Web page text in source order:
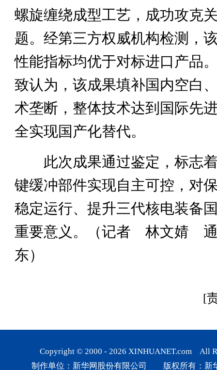
螺旋缠绕成型工艺，成功攻克
题。经第三方权威机构检测，
性能指标均优于对标进口产品
致认为，该成果填补国内空白
术垄断，整体技术达到国际先
全实现国产化替代。
此次成果通过鉴定，标志着
键缓冲部件实现自主可控，对
稳定运行、提升三代核电装备
重要意义。（记者 林文婧
东）
[
Copyright © 2000 - 2026 XINHUANET.com All
制作单位：新华网股份有限公司 版权所有：新